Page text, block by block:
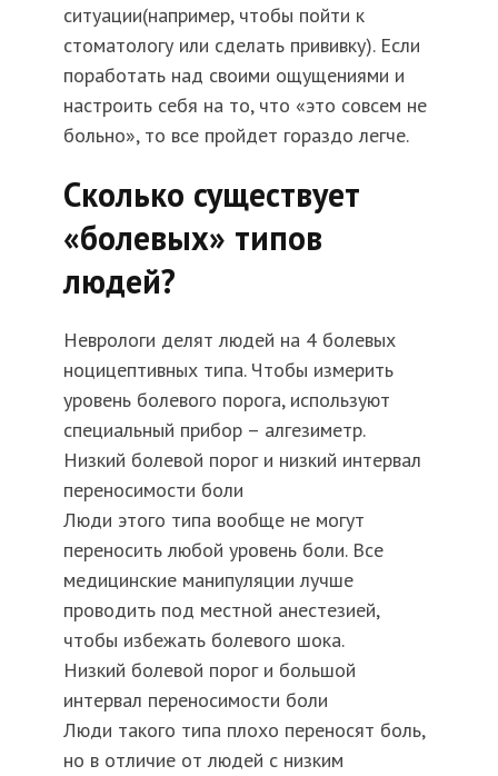
ситуации(например, чтобы пойти к
стоматологу или сделать прививку). Если
поработать над своими ощущениями и
настроить себя на то, что «это совсем не
больно», то все пройдет гораздо легче.
Сколько существует
«болевых» типов
людей?
Неврологи делят людей на 4 болевых
ноцицептивных типа. Чтобы измерить
уровень болевого порога, используют
специальный прибор – алгезиметр.
Низкий болевой порог и низкий интервал
переносимости боли
Люди этого типа вообще не могут
переносить любой уровень боли. Все
медицинские манипуляции лучше
проводить под местной анестезией,
чтобы избежать болевого шока.
Низкий болевой порог и большой
интервал переносимости боли
Люди такого типа плохо переносят боль,
но в отличие от людей с низким